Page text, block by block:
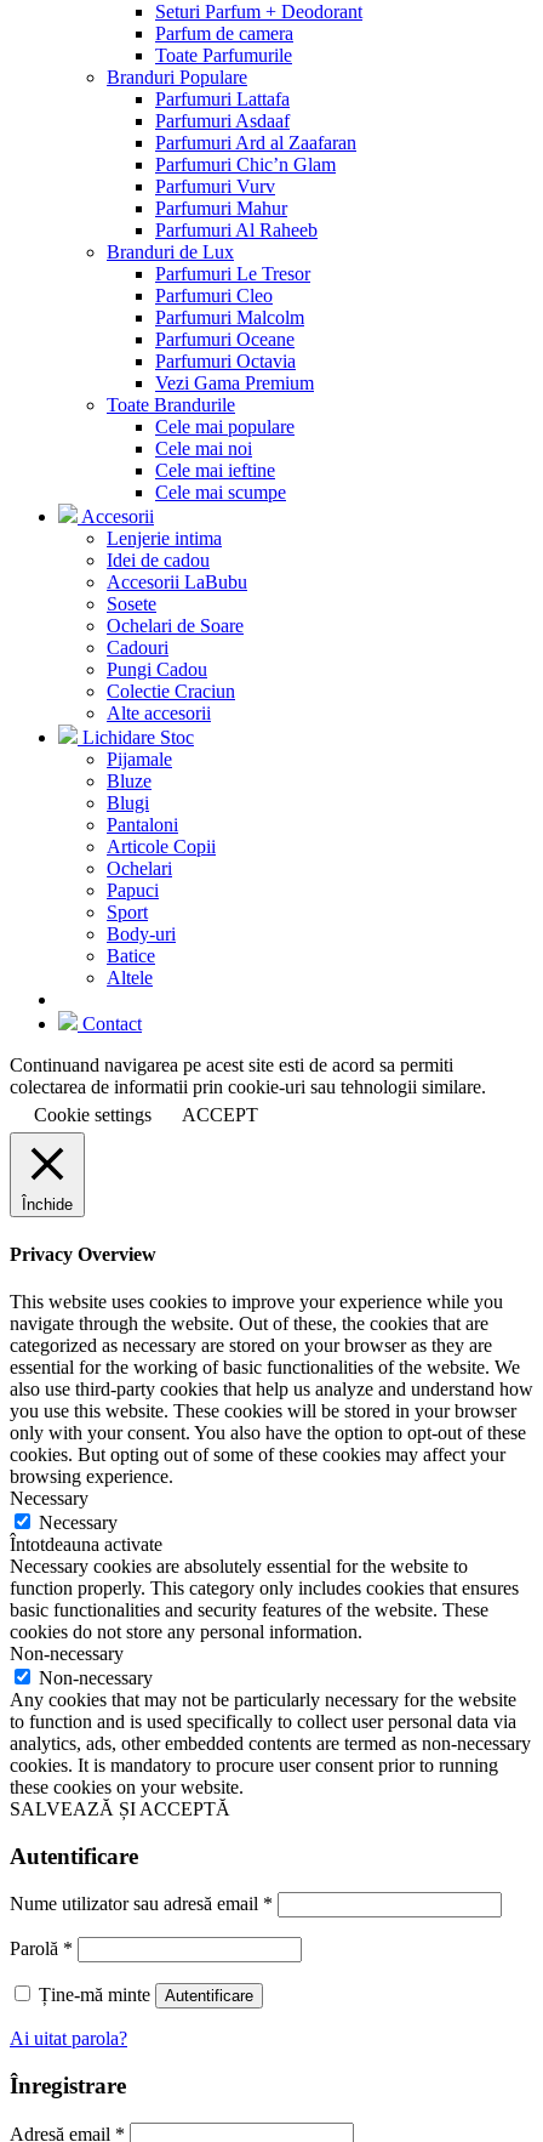
Seturi Parfum + Deodorant
Parfum de camera
Toate Parfumurile
Branduri Populare
Parfumuri Lattafa
Parfumuri Asdaaf
Parfumuri Ard al Zaafaran
Parfumuri Chic’n Glam
Parfumuri Vurv
Parfumuri Mahur
Parfumuri Al Raheeb
Branduri de Lux
Parfumuri Le Tresor
Parfumuri Cleo
Parfumuri Malcolm
Parfumuri Oceane
Parfumuri Octavia
Vezi Gama Premium
Toate Brandurile
Cele mai populare
Cele mai noi
Cele mai ieftine
Cele mai scumpe
Accesorii
Lenjerie intima
Idei de cadou
Accesorii LaBubu
Sosete
Ochelari de Soare
Cadouri
Pungi Cadou
Colectie Craciun
Alte accesorii
Lichidare Stoc
Pijamale
Bluze
Blugi
Pantaloni
Articole Copii
Ochelari
Papuci
Sport
Body-uri
Batice
Altele
Contact
Continuand navigarea pe acest site esti de acord sa permiti
colectarea de informatii prin cookie-uri sau tehnologii similare.
Cookie settings
ACCEPT
Închide
Privacy Overview
This website uses cookies to improve your experience while you
navigate through the website. Out of these, the cookies that are
categorized as necessary are stored on your browser as they are
essential for the working of basic functionalities of the website. We
also use third-party cookies that help us analyze and understand how
you use this website. These cookies will be stored in your browser
only with your consent. You also have the option to opt-out of these
cookies. But opting out of some of these cookies may affect your
browsing experience.
Necessary
Necessary
Întotdeauna activate
Necessary cookies are absolutely essential for the website to
function properly. This category only includes cookies that ensures
basic functionalities and security features of the website. These
cookies do not store any personal information.
Non-necessary
Non-necessary
Any cookies that may not be particularly necessary for the website
to function and is used specifically to collect user personal data via
analytics, ads, other embedded contents are termed as non-necessary
cookies. It is mandatory to procure user consent prior to running
these cookies on your website.
SALVEAZĂ ȘI ACCEPTĂ
Autentificare
Nume utilizator sau adresă email *
Parolă *
Ține-mă minte Autentificare
Ai uitat parola?
Înregistrare
Adresă email *